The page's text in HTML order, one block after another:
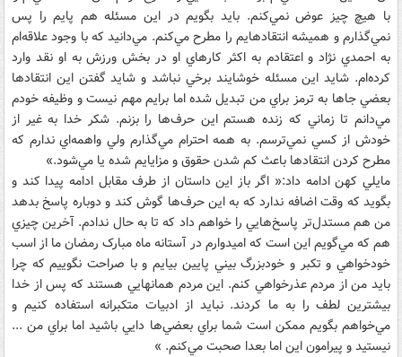
با هيچ چيز عوض نمي‌کنم. بايد بگويم در اين مسئله هم پايم را پس
نمي‌گذارم و هميشه انتقادهايم را مطرح مي‌کنم. مي‌دانيد که با وجود علاقه‌ام
به احمدي نژاد و اعتقادم به اکثر کارهاي او در بخش ورزش به او نقد وارد
کرده‌ام. شايد اين مسئله خوشايند برخي نباشد و شايد گفتن اين انتقادها
بعضي جاها به ترمز براي من تبديل شده اما برايم مهم نيست و وظيفه خودم
مي‌دانم تا زماني که زنده هستم اين حرف‌ها را بزنم. شکر خدا به غير از
خودش از کسي نمي‌ترسم. به همه احترام مي‌گذارم ولي واهمه‌اي ندارم که
مطرح کردن انتقادها باعث کم شدن حقوق و مزايايم شده يا مي‌شود.»
مايلي کهن ادامه داد:« اگر باز اين داستان از طرف مقابل ادامه پيدا کند و
بگويد که وقت اضافه ندارد که به اين حرف‌ها گوش کند و دوباره پاسخ بدهد
من هم مستدل‌تر پاسخ‌هايي را خواهم داد که تا به حال ندادم. آخرين چيزي
هم که مي‌گويم اين است که اميدوارم در آستانه ماه مبارک رمضان ما از اسب
خودخواهي و تکبر و خودبزرگ بيني پايين بيايم و با صراحت نگوييم که چرا
بايد من از مردم عذرخواهي کنم. اين مردم همانهايي هستند که پس از خدا
بيشترين لطف را به ما کردند. نبايد از ادبيات متکبرانه استفاده کنيم و
مي‌خواهم بگويم ممکن است شما براي بعضي‌ها دايي باشيد اما براي من ...
نيستيد و پيرامون اين اما بعدا صحبت مي‌کنم. »